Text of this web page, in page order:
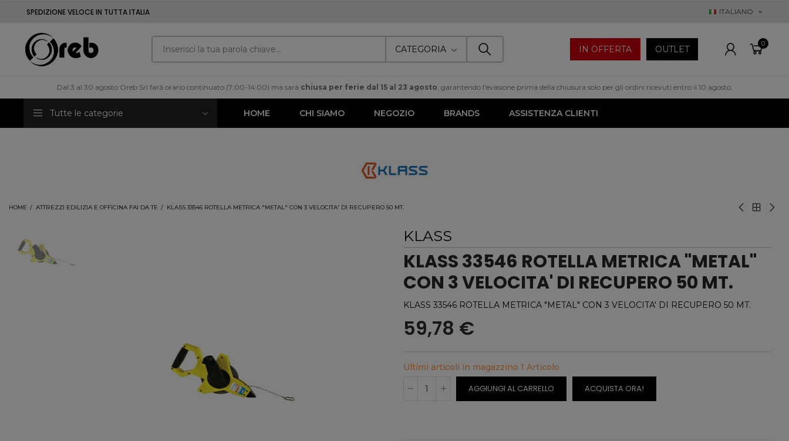
SPEDIZIONE VELOCE IN TUTTA ITALIA ITALIANO
CATEGORIA IN OFFERTA OUTLET
0
Dal 3 al 30 agosto Oreb Srl farà orario continuato (7:00-14:00) ma sarà chiusa per ferie dal 15 al 23 agosto , garantendo l'evasione prima della chiusura solo per gli ordini ricevuti entro il 10 agosto.
Tutte le categorie HOME CHI SIAMO NEGOZIO BRANDS ASSISTENZA CLIENTI
HOME ATTREZZI EDILIZIA E OFFICINA FAI DA TE KLASS 33546 ROTELLA METRICA "METAL" CON 3 VELOCITA' DI RECUPERO 50 MT.
KLASS
KLASS 33546 ROTELLA METRICA "METAL"
CON 3 VELOCITA' DI RECUPERO 50 MT.
KLASS 33546 ROTELLA METRICA "METAL" CON 3 VELOCITA' DI RECUPERO 50 MT.
59,78 €
Ultimi articoli in magazzino 1 Articolo
AGGIUNGI AL CARRELLO ACQUISTA ORA!